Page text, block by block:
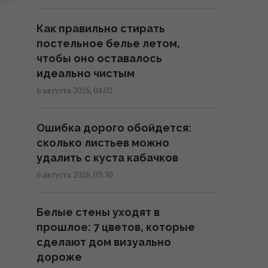
Эксперт оценил возможности
украинской системы ПВО
"Фрейя" на первом этапе
Разведывательные отношения
между США и Украиной
значительно улучшились, -
4 даты рождения самых
прощающих людей
Как правильно стирать
постельное белье летом,
чтобы оно оставалось
идеально чистым
6 августа 2026, 04:02
Ошибка дорого обойдется:
сколько листьев можно
удалить с куста кабачков
6 августа 2026, 03:30
Белые стены уходят в
прошлое: 7 цветов, которые
сделают дом визуально
дороже